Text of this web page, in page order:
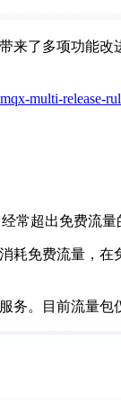
来了多项功能
multi-release-
经常超出免费流
耗免费流量，
务。目前流量包